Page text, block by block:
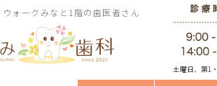
ォークみなと1階の歯医者さん
土曜日、第1